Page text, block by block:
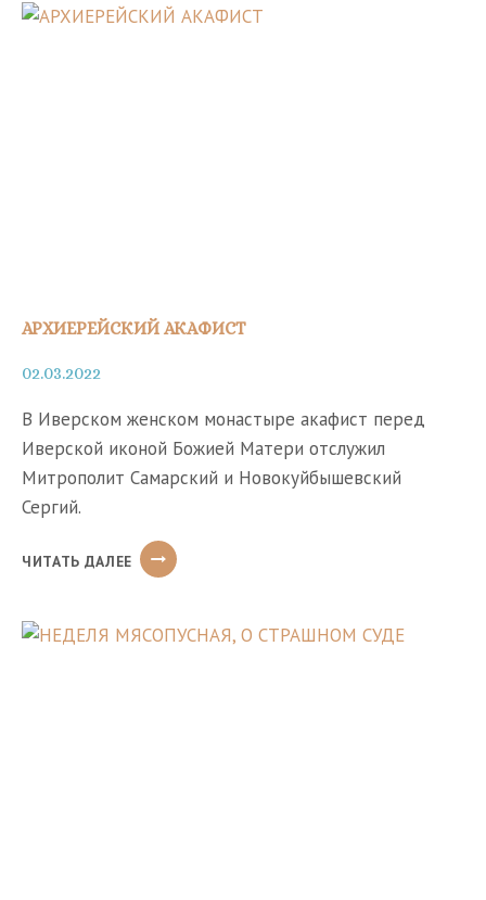
АРХИЕРЕЙСКИЙ АКАФИСТ
02.03.2022
В Иверском женском монастыре акафист перед
Иверской иконой Божией Матери отслужил
Митрополит Самарский и Новокуйбышевский
Сергий.
ЧИТАТЬ ДАЛЕЕ
АРХИЕРЕЙСКИЙ
АКАФИСТ